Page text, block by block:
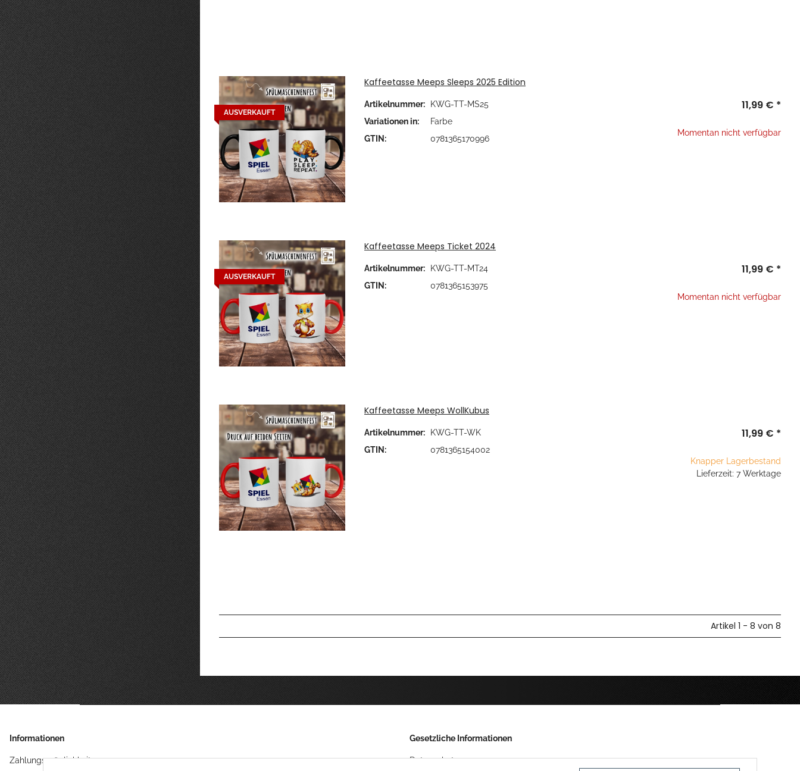
AUSVERKAUFT
Kaffeetasse Meeps Sleeps 2025 Edition
Artikelnummer:
KWG-TT-MS25
Variationen in:
Farbe
GTIN:
0781365170996
11,99 € *
Momentan nicht verfügbar
AUSVERKAUFT
Kaffeetasse Meeps Ticket 2024
Artikelnummer:
KWG-TT-MT24
GTIN:
0781365153975
11,99 € *
Momentan nicht verfügbar
Kaffeetasse Meeps WollKubus
Artikelnummer:
KWG-TT-WK
GTIN:
0781365154002
11,99 € *
Knapper Lagerbestand
Lieferzeit: 7 Werktage
Artikel 1 - 8 von 8
Informationen
Zahlungsmöglichkeiten
Gesetzliche Informationen
Datenschutz